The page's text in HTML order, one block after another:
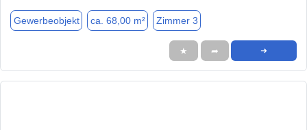
Gewerbeobjekt ca. 68,00 m² Zimmer 3
★ ➦ ➜